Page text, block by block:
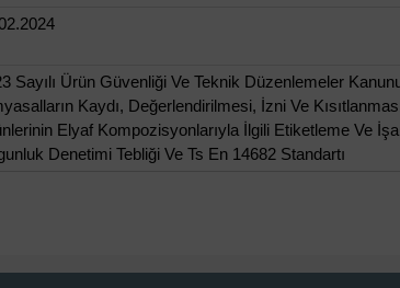
Sayılı Ürün Güvenliği Ve Teknik Düzenlemeler
Kaydı, Değerlendirilmesi, İzni Ve
Elyaf Kompozisyonlarıyla İlgili Etiketleme Ve
Denetimi Tebliği Ve Ts En 14682 Standartı